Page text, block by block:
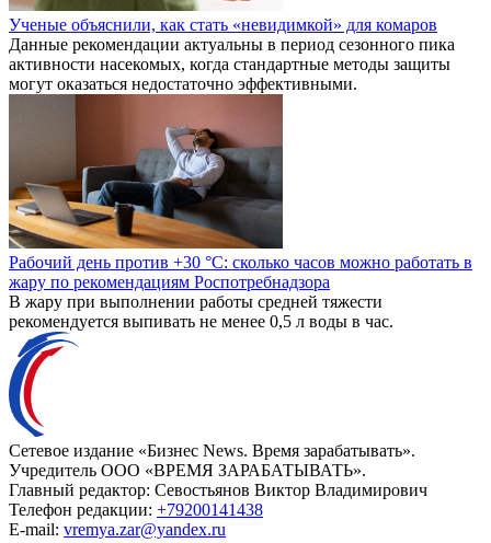
Ученые объяснили, как стать «невидимкой» для комаров
Данные рекомендации актуальны в период сезонного пика
активности насекомых, когда стандартные методы защиты
могут оказаться недостаточно эффективными.
Рабочий день против +30 °C: сколько часов можно работать в
жару по рекомендациям Роспотребнадзора
В жару при выполнении работы средней тяжести
рекомендуется выпивать не менее 0,5 л воды в час.
Сетевое издание «Бизнес News. Время зарабатывать».
Учредитель ООО «ВРЕМЯ ЗАРАБАТЫВАТЬ».
Главный редактор: Севостьянов Виктор Владимирович
Телефон редакции: +79200141438
E-mail: vremya.zar@yandex.ru